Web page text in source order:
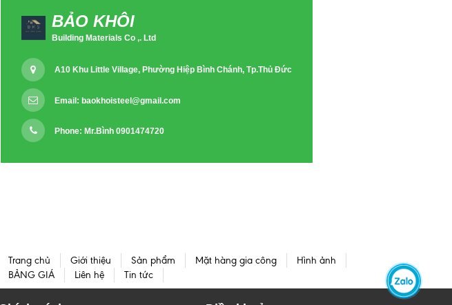
BẢO KHÔI
Building Materials Co ,. Ltd
A10 Khu Little Village, Phường Hiệp Bình Chánh, Tp.Thủ Đức
Email:baokhoisteel@gmail.com
Phone: Mr.Bình 0901474720
Trang chủ Giới thiệu Sản phẩm Mặt hàng gia công
Hình ảnh
BẢNG GIÁ
Liên hệ Tin tức